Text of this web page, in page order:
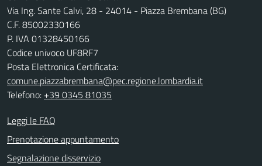
Via Ing. Sante Calvi, 28 - 24014 - Piazza Brembana (BG)
C.F. 85002330166
P. IVA 01328450166
Codice univoco UF8RF7
Posta Elettronica Certificata:
comune.piazzabrembana@pec.regione.lombardia.it
Telefono: +39 0345 81035
Leggi le FAQ
Prenotazione appuntamento
Segnalazione disservizio